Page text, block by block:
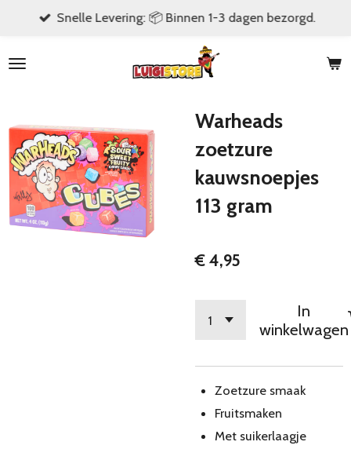
naar
Snelle Levering: 📦 Binnen 1-3 dagen bezorgd.
Warheads
zoetzure
kauwsnoepjes
113 gram
€ 4,95
In
winkelwagen
Zoetzure smaak
Fruitsmaken
Met suikerlaagje